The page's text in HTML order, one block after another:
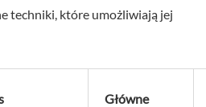
techniki, które umożliwiają jej
Główne